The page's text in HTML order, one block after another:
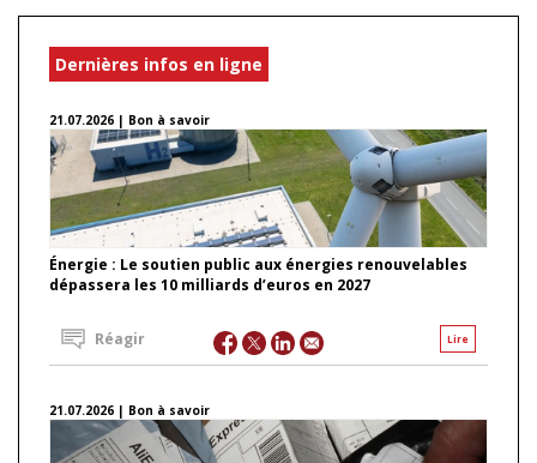
Dernières infos en ligne
21.07.2026 | Bon à savoir
Énergie : Le soutien public aux énergies renouvelables
dépassera les 10 milliards d’euros en 2027
Lire
Réagir
21.07.2026 | Bon à savoir